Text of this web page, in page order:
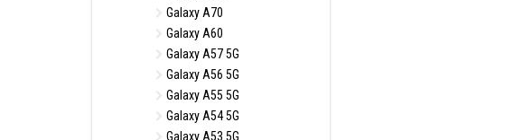
Galaxy A70
Galaxy A60
Galaxy A57 5G
Galaxy A56 5G
Galaxy A55 5G
Galaxy A54 5G
Galaxy A53 5G